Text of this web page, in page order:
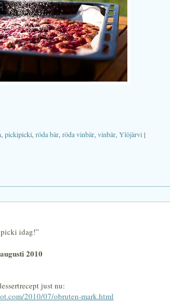
pickipicki röda bär röda vinbär vinbär Ylöjärvi|
idag!”
2010
just nu:
2010/07/obruten-mark.html